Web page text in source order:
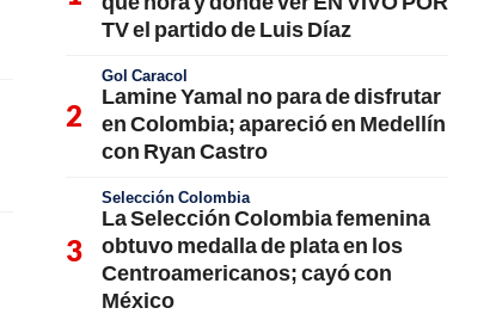
TV el partido de Luis Díaz
Gol Caracol
Lamine Yamal no para de disfrutar
en Colombia; apareció en Medellín
con Ryan Castro
Selección Colombia
La Selección Colombia femenina
obtuvo medalla de plata en los
Centroamericanos; cayó con
México